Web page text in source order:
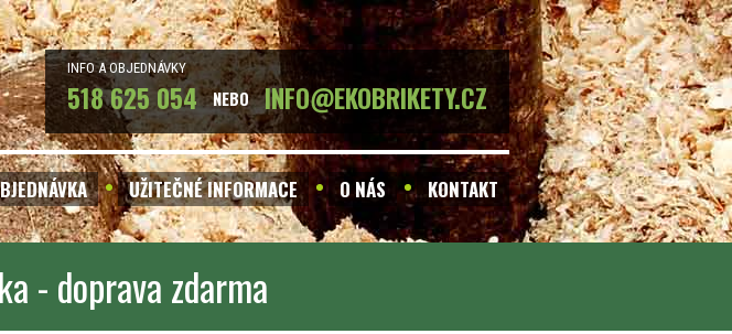
INFO A OBJEDNÁVKY
518 625 054 NEBO INFO@EKOBRIKETY.CZ
UŽITEČNÉ INFORMACE O NÁS KONTAKT
- doprava zdarma